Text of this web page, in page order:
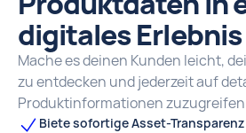
digitales Erlebnis
Mache es deinen Kunden leicht,
zu entdecken und jederzeit auf
Produktinformationen
Biete sofortige Asset-